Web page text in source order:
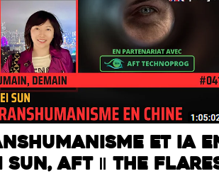
et IA en
Sun, AFT ‖ THE